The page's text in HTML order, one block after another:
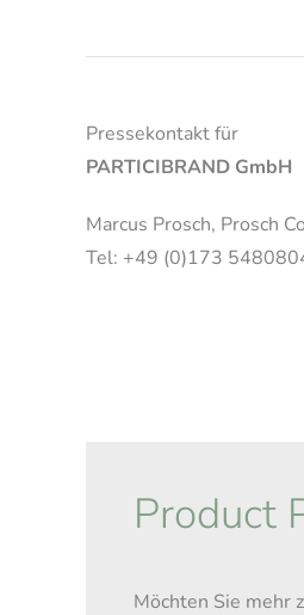
Pressekontakt für
PARTICIBRAND GmbH
Marcus Prosch, Prosch
Tel: +49 (0)173
Product
Möchten Sie mehr